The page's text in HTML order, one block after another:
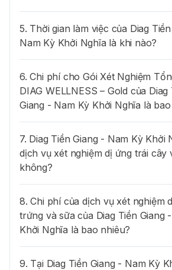
5. Thời gian làm việc của Diag
Nam Kỳ Khởi Nghĩa là khi nào?
6. Chi phí cho Gói Xét Nghiệm
DIAG WELLNESS – Gold của Diag
Giang - Nam Kỳ Khởi Nghĩa là
7. Diag Tiền Giang - Nam Kỳ Khởi
dịch vụ xét nghiệm dị ứng trái cây
không?
8. Chi phí của dịch vụ xét nghiệm
trứng và sữa của Diag Tiền Giang
Khởi Nghĩa là bao nhiêu?
9. Tại Diag Tiền Giang - Nam Kỳ